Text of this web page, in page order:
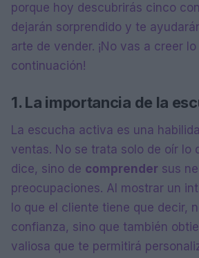
porque hoy descubrirás cinco
dejarán sorprendido y te
arte de vender. ¡No vas a creer
continuación!
1. La importancia de la
La escucha activa es una
ventas. No se trata solo de oír lo
dice, sino de comprender sus
preocupaciones. Al mostrar un
lo que el cliente tiene que decir,
confianza, sino que también
valiosa que te permitirá